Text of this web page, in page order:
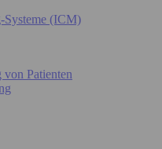
Systeme (ICM)
von Patienten